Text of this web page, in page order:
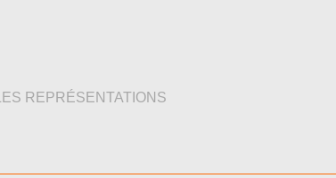
LES REPRÉSENTATIONS